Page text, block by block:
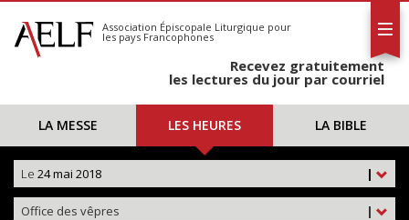
S'abonner
Calendrier
Association Épiscopale Liturgique pour
les pays Francophones
Recevez gratuitement
les lectures du jour par courriel
LA MESSE LES HEURES LA BIBLE
|
Le 24 mai 2018
|
Office des vêpres